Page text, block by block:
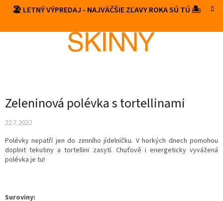
Prejsť
🏖️ LETNÝ VÝPREDAJ - NAJVÄČŠIE ZĽAVY ROKA SÚ TÚ 🏝️
Zeleninová polévka s tortellinami
22.7.2022
Polévky nepatří jen do zimního jídelníčku. V horkých dnech pomohou
doplnit tekutiny a tortellini zasytí. Chuťově i energeticky vyvážená
polévka je tu!
Suroviny: